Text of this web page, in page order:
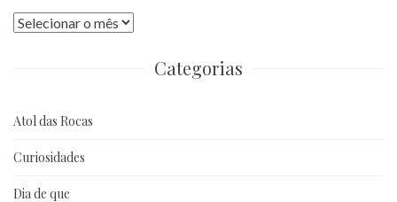
Publicações
Categorias
Atol das Rocas
Curiosidades
Dia de que